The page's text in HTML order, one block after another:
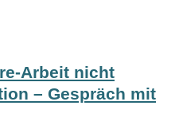
Arbeit nicht
– Gespräch mit